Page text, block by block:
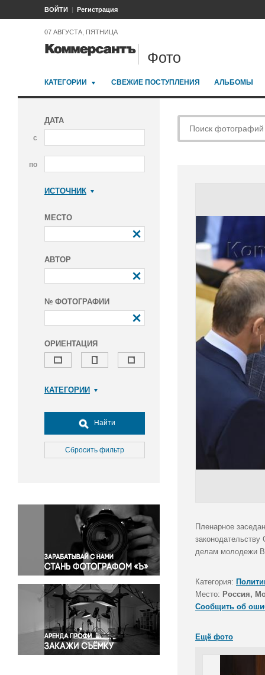
ВОЙТИ Регистрация
07 АВГУСТА, ПЯТНИЦА
Фото
КАТЕГОРИИ СВЕЖИЕ ПОСТУПЛЕНИЯ АЛЬБОМЫ
ДАТА
с
по
ИСТОЧНИК
МЕСТО
АВТОР
№ ФОТОГРАФИИ
ОРИЕНТАЦИЯ
КАТЕГОРИИ
Досуг, туризм и отдых
Культура
Медицина
Окружающая среда
Политика
Правосудие
Происшествия и конфликты
Религия
Светская жизнь
Спорт
Экология
Экономика и бизнес
Найти
Сбросить фильтр
Пленарное
делам молодежи
Категория:
Место: Россия,
Сообщить об
Ещё фото